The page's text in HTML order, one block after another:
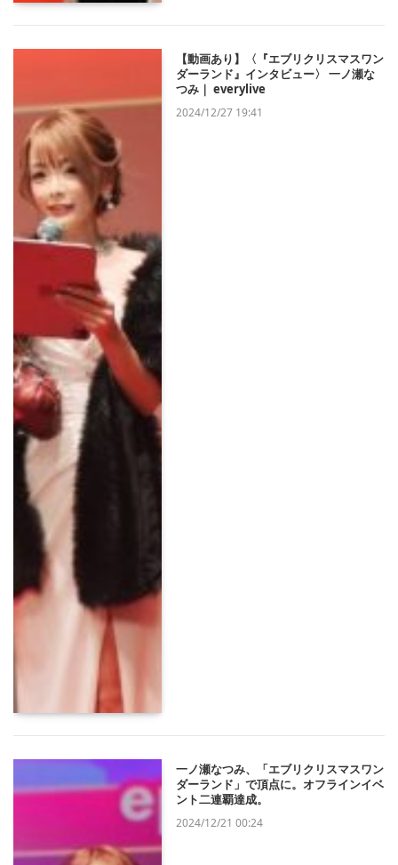
【動画あり】〈『エブリクリスマスワン
ダーランド』インタビュー〉 一ノ瀬な
つみ｜ everylive
2024/12/27 19:41
一ノ瀬なつみ、「エブリクリスマスワン
ダーランド」で頂点に。オフラインイベ
ント二連覇達成。
2024/12/21 00:24